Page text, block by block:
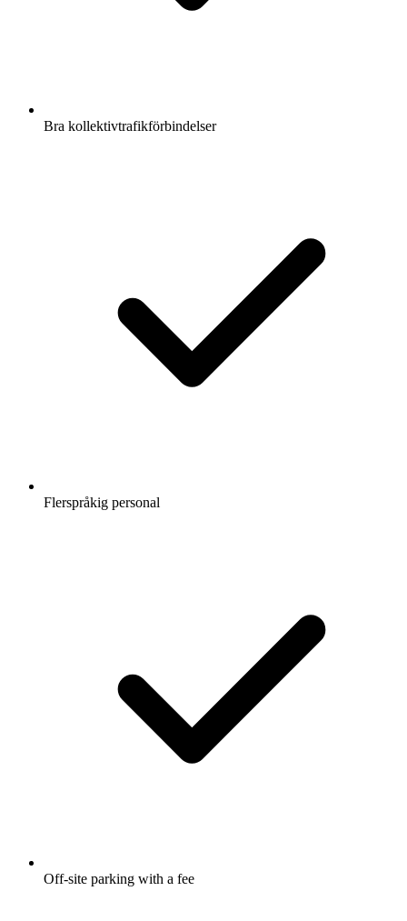
Bra kollektivtrafikförbindelser
Flerspråkig personal
Off-site parking with a fee